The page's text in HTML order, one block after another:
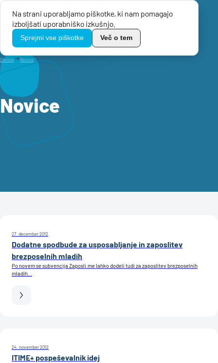
Na strani uporabljamo piškotke, ki nam pomagajo
izboljšati uporabniško izkušnjo.
Sprejmi vse piškotke Več o tem
TikoPro
Menu
Domov Novice
Novice
27. december 2012
Dodatne spodbude za usposabljanje in zaposlitev
brezposelnih mladih
Po novem se subvencija Zaposli.me lahko dodeli tudi za zaposlitev brezposelnih
mladih...
24. november 2012
ITIME+ pospeševalnik idej